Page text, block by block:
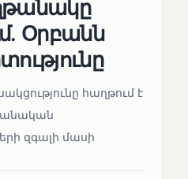
Օրբանն
հաղթում է
զգալի մասի